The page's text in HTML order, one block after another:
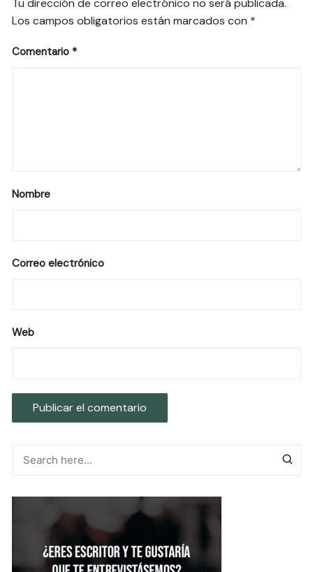
Tu dirección de correo electrónico no será publicada.
Los campos obligatorios están marcados con *
Comentario *
Nombre
Correo electrónico
Web